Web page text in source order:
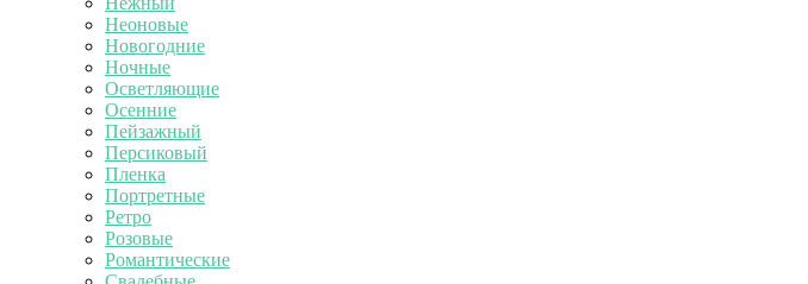
Неоновые
Новогодние
Ночные
Осветляющие
Осенние
Пейзажный
Персиковый
Пленка
Портретные
Ретро
Розовые
Романтические